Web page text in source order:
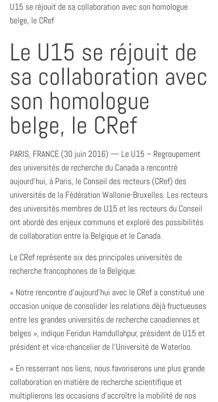
U15 se réjouit de sa collaboration avec son homologue
belge, le CRef
Le U15 se réjouit de
sa collaboration avec
son homologue
belge, le CRef
PARIS, FRANCE (30 juin 2016) — Le U15 – Regroupement
des universités de recherche du Canada a rencontré
aujourd’hui, à Paris, le Conseil des recteurs (CRef) des
universités de la Fédération Wallonie-Bruxelles. Les recteurs
des universités membres de U15 et les recteurs du Conseil
ont abordé des enjeux communs et exploré des possibilités
de collaboration entre la Belgique et le Canada.
Le CRef représente six des principales universités de
recherche francophones de la Belgique.
« Notre rencontre d’aujourd’hui avec le CRef a constitué une
occasion unique de consolider les relations déjà fructueuses
entre les grandes universités de recherche canadiennes et
belges », indique Feridun Hamdullahpur, président de U15 et
président et vice-chancelier de l’Université de Waterloo.
« En resserrant nos liens, nous favoriserons une plus grande
collaboration en matière de recherche scientifique et
multiplierons les occasions d’accroître la mobilité de nos